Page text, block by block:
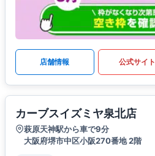
店舗情報 公式サイト
カーブスイズミヤ泉北店
萩原天神駅から車で9分
大阪府堺市中区小阪270番地 2階